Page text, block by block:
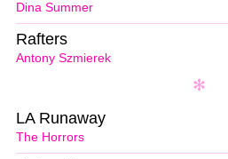
Dina Summer
Antony Szmierek
Rafters
The Horrors
LA Runaway